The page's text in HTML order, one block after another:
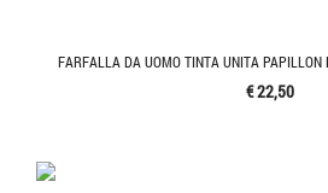
FARFALLA DA UOMO TINTA UNITA PAPILLON
€ 22,50